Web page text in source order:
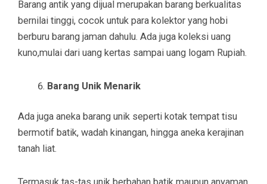
Barang antik yang dijual merupakan barang berkualitas
bernilai tinggi, cocok untuk para kolektor yang hobi
berburu barang jaman dahulu. Ada juga koleksi uang
kuno,mulai dari uang kertas sampai uang logam Rupiah.
Barang Unik Menarik
Ada juga aneka barang unik seperti kotak tempat tisu
bermotif batik, wadah kinangan, hingga aneka kerajinan
tanah liat.